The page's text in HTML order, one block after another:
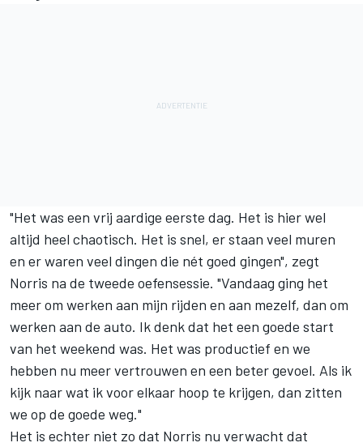
"Het was een vrij aardige eerste dag. Het is hier wel
altijd heel chaotisch. Het is snel, er staan veel muren
en er waren veel dingen die nét goed gingen", zegt
Norris na de tweede oefensessie. "Vandaag ging het
meer om werken aan mijn rijden en aan mezelf, dan om
werken aan de auto. Ik denk dat het een goede start
van het weekend was. Het was productief en we
hebben nu meer vertrouwen en een beter gevoel. Als ik
kijk naar wat ik voor elkaar hoop te krijgen, dan zitten
we op de goede weg."
Het is echter niet zo dat Norris nu verwacht dat